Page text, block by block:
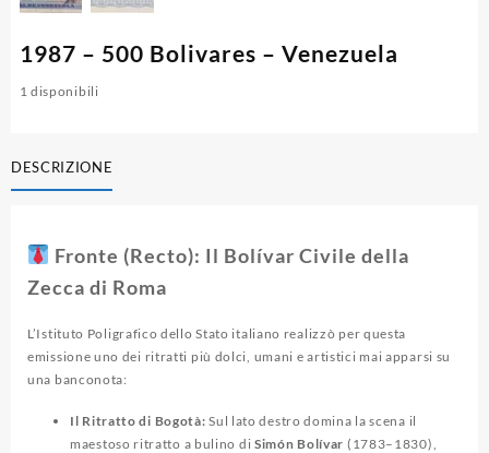
1987 – 500 Bolivares – Venezuela
1 disponibili
DESCRIZIONE
Fronte (Recto): Il Bolívar Civile della
Zecca di Roma
L’Istituto Poligrafico dello Stato italiano realizzò per questa
emissione uno dei ritratti più dolci, umani e artistici mai apparsi su
una banconota:
Il Ritratto di Bogotà: Sul lato destro domina la scena il
maestoso ritratto a bulino di Simón Bolívar (1783–1830),